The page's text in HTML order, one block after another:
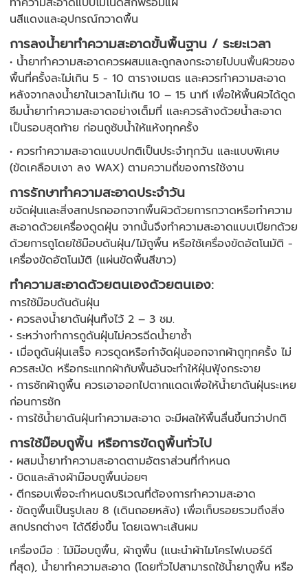
นสีแดงและอุปกรณ์กวาดพื้น
การลงน้ำยาทำความสะอาดขั้นพื้นฐาน / ระยะเวลา
• น้ำยาทำความสะอาดควรผสมและถูกลงกระจายไปบนพื้นผิวของ
พื้นที่ครั้งละไม่เกิน 5 - 10 ตารางเมตร และควรทำความสะอาด
หลังจากลงน้ำยาในเวลาไม่เกิน 10 – 15 นาที เพื่อให้พื้นผิวได้ดูด
ซึมน้ำยาทำความสะอาดอย่างเต็มที่ และควรล้างด้วยน้ำสะอาด
เป็นรอบสุดท้าย ก่อนถูซับน้ำให้แห้งทุกครั้ง
• ควรทำความสะอาดแบบปกติเป็นประจำทุกวัน และแบบพิเศษ
(ขัดเคลือบเงา ลง WAX) ตามความถี่ของการใช้งาน
การรักษาทำความสะอาดประจำวัน
ขจัดฝุ่นและสิ่งสกปรกออกจากพื้นผิวด้วยการกวาดหรือทำความ
สะอาดด้วยเครื่องดูดฝุ่น จากนั้นจึงทำความสะอาดแบบเปียกด้วย
ด้วยการถูโดยใช้ม๊อบดันฝุ่น/ไม้ถูพื้น หรือใช้เครื่องขัดอัตโนมัติ -
เครื่องขัดอัตโนมัติ (แผ่นขัดพื้นสีขาว)
ทำความสะอาดด้วยตนเองด้วยตนเอง:
การใช้ม๊อบดันดันฝุ่น
• ควรลงน้ำยาดันฝุ่นทิ้งไว้ 2 – 3 ชม.
• ระหว่างทำการถูดันฝุ่นไม่ควรฉีดน้ำยาซ้ำ
• เมื่อถูดันฝุ่นเสร็จ ควรดูดหรือกำจัดฝุ่นออกจากผ้าถูทุกครั้ง ไม่
ควรสะบัด หรือกระแทกผ้ากับพื้นอันจะทำให้ฝุ่นฟุ้งกระจาย
• การซักผ้าถูพื้น ควรเอาออกไปตากแดดเพื่อให้น้ำยาดันฝุ่นระเหย
ก่อนการซัก
• การใช้น้ำยาดันฝุ่นทำความสะอาด จะมีผลให้พื้นลื่นขึ้นกว่าปกติ
การใช้ม๊อบถูพื้น หรือการขัดถูพื้นทั่วไป
• ผสมน้ำยาทำความสะอาดตามอัตราส่วนที่กำหนด
• บิดและล้างผ้าม๊อบถูพื้นบ่อยๆ
• ตีกรอบเพื่อจะกำหนดบริเวณที่ต้องการทำความสะอาด
• ขัดถูพื้นเป็นรูปเลข 8 (เดินถอยหลัง) เพื่อเก็บรอยรวมถึงสิ่ง
สกปรกต่างๆ ได้ดียิ่งขึ้น โดยเฉพาะเส้นผม
เครื่องมือ : ไม้ม๊อบถูพื้น, ผ้าถูพื้น (แนะนำผ้าไมโครไฟเบอร์ดี
ที่สุด), น้ำยาทำความสะอาด (โดยทั่วไปสามารถใช้น้ำยาถูพื้น หรือ